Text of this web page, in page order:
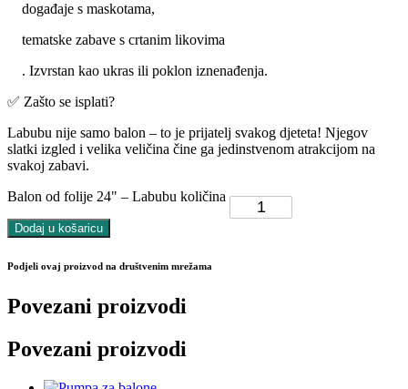
događaje s maskotama,
tematske zabave s crtanim likovima
. Izvrstan kao ukras ili poklon iznenađenja.
✅ Zašto se isplati?
Labubu nije samo balon – to je prijatelj svakog djeteta! Njegov
slatki izgled i velika veličina čine ga jedinstvenom atrakcijom na
svakoj zabavi.
Balon od folije 24" – Labubu količina
Dodaj u košaricu
Podjeli ovaj proizvod na društvenim mrežama
Povezani proizvodi
Povezani proizvodi